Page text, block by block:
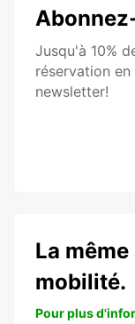
Jusqu'à 10%
réservation
newsletter!
La
mobilité.
Pour plus